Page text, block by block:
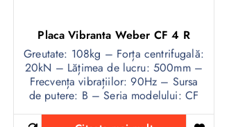
Placa Vibranta Weber CF 4 R
Greutate: 108kg – Forța centrifugală:
20kN – Lățimea de lucru: 500mm –
Frecvența vibrațiilor: 90Hz – Sursa
de putere: B – Seria modelului: CF